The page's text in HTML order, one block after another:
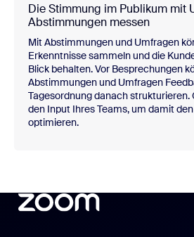
Die Stimmung im Publikum mit
Abstimmungen messen
Mit Abstimmungen und Umfragen
Erkenntnisse sammeln und die
Blick behalten. Vor Besprechungen
Abstimmungen und Umfragen
Tagesordnung danach strukturieren.
den Input Ihres Teams, um damit
optimieren.